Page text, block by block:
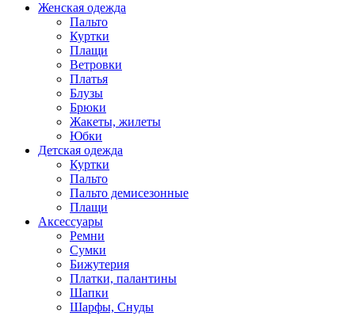
Женская одежда
Пальто
Куртки
Плащи
Ветровки
Платья
Блузы
Брюки
Жакеты, жилеты
Юбки
Детская одежда
Куртки
Пальто
Пальто демисезонные
Плащи
Аксессуары
Ремни
Сумки
Бижутерия
Платки, палантины
Шапки
Шарфы, Снуды